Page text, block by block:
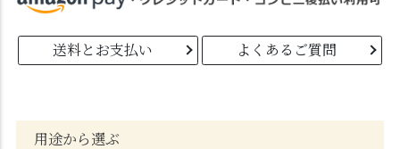
送料とお支払い よくあるご質問
用途から選ぶ